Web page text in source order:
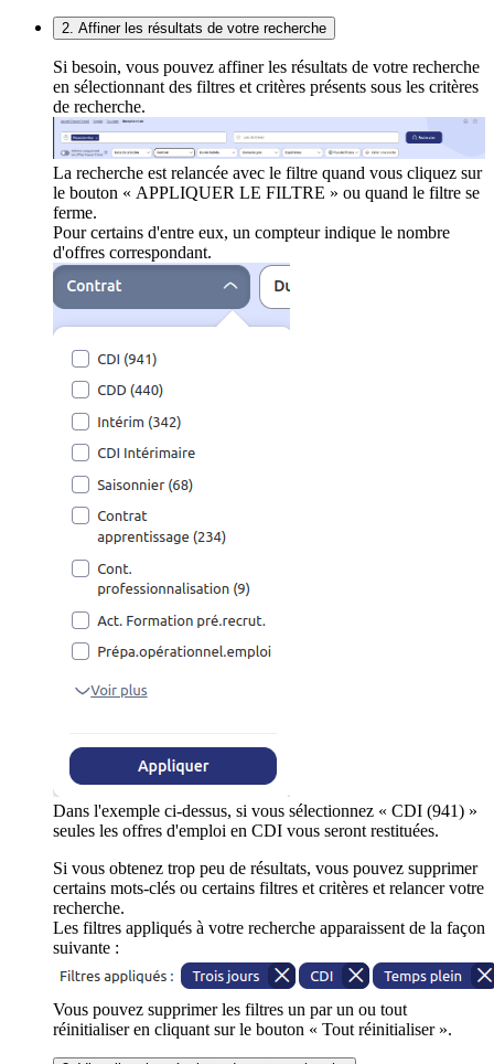
2. Affiner les résultats de votre recherche
Si besoin, vous pouvez affiner les résultats de votre recherche
en sélectionnant des filtres et critères présents sous les critères
de recherche.
La recherche est relancée avec le filtre quand vous cliquez sur
le bouton « APPLIQUER LE FILTRE » ou quand le filtre se
ferme.
Pour certains d'entre eux, un compteur indique le nombre
d'offres correspondant.
Dans l'exemple ci-dessus, si vous sélectionnez « CDI (941) »
seules les offres d'emploi en CDI vous seront restituées.
Si vous obtenez trop peu de résultats, vous pouvez supprimer
certains mots-clés ou certains filtres et critères et relancer votre
recherche.
Les filtres appliqués à votre recherche apparaissent de la façon
suivante :
Vous pouvez supprimer les filtres un par un ou tout
réinitialiser en cliquant sur le bouton « Tout réinitialiser ».